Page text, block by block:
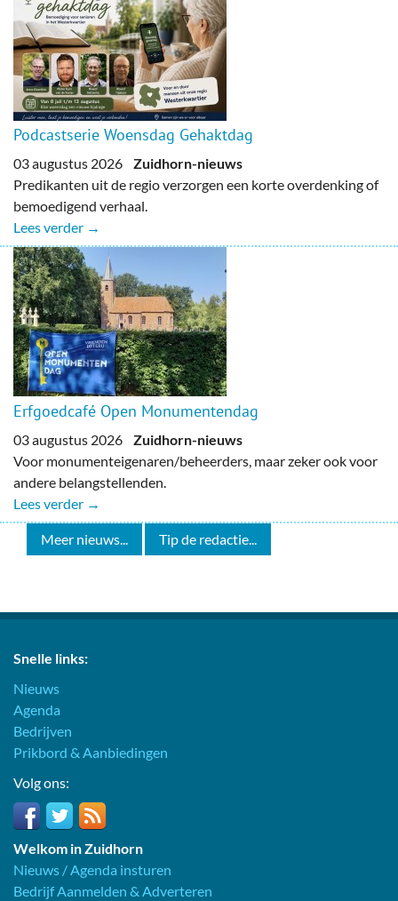
Podcastserie Woensdag Gehaktdag
03 augustus 2026 Zuidhorn-nieuws
Predikanten uit de regio verzorgen een korte overdenking of
bemoedigend verhaal.
Lees verder →
Erfgoedcafé Open Monumentendag
03 augustus 2026 Zuidhorn-nieuws
Voor monumenteigenaren/beheerders, maar zeker ook voor
andere belangstellenden.
Lees verder →
Meer nieuws... Tip de redactie...
Snelle links:
Nieuws
Agenda
Bedrijven
Prikbord & Aanbiedingen
Volg ons:
Welkom in Zuidhorn
Nieuws / Agenda insturen
Bedrijf Aanmelden & Adverteren